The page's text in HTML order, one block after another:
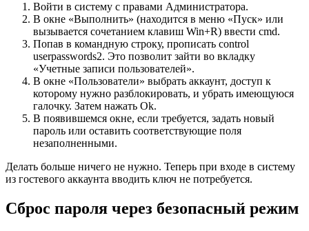
Войти в систему с правами Администратора.
В окне «Выполнить» (находится в меню «Пуск» или
вызывается сочетанием клавиш Win+R) ввести cmd.
Попав в командную строку, прописать control
userpasswords2. Это позволит зайти во вкладку
«Учетные записи пользователей».
В окне «Пользователи» выбрать аккаунт, доступ к
которому нужно разблокировать, и убрать имеющуюся
галочку. Затем нажать Ok.
В появившемся окне, если требуется, задать новый
пароль или оставить соответствующие поля
незаполненными.
Делать больше ничего не нужно. Теперь при входе в систему
из гостевого аккаунта вводить ключ не потребуется.
Сброс пароля через безопасный режим